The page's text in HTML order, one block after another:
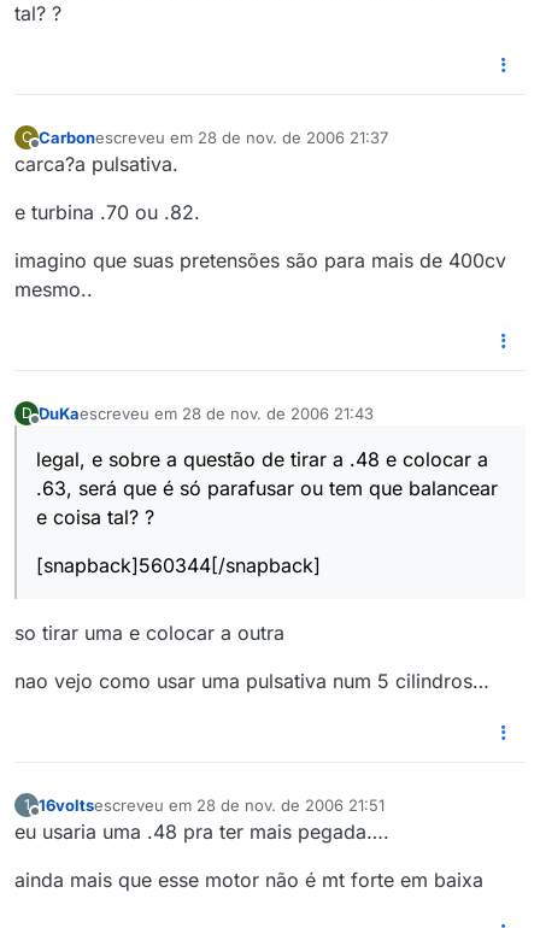
tal? ?
C
Offline
Carbonescreveu em 28 de nov. de 2006 21:37
última edição por
carca?a pulsativa.
e turbina .70 ou .82.
imagino que suas pretensões são para mais de 400cv
mesmo..
D DuKaescreveu em 28 de nov. de 2006 21:43
última edição por
legal, e sobre a questão de tirar a .48 e colocar a
.63, será que é só parafusar ou tem que balancear
e coisa tal? ?
[snapback]560344[/snapback]
so tirar uma e colocar a outra
nao vejo como usar uma pulsativa num 5 cilindros…
1
Offline
16voltsescreveu em 28 de nov. de 2006 21:51
última edição por
eu usaria uma .48 pra ter mais pegada….
ainda mais que esse motor não é mt forte em baixa